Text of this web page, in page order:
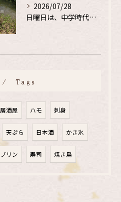
2026/07/28
日曜日は、中学時代の、同級生と鮎釣り
Tags
居酒屋 ハモ 刺身
天ぷら 日本酒 かき氷
プリン 寿司 焼き鳥